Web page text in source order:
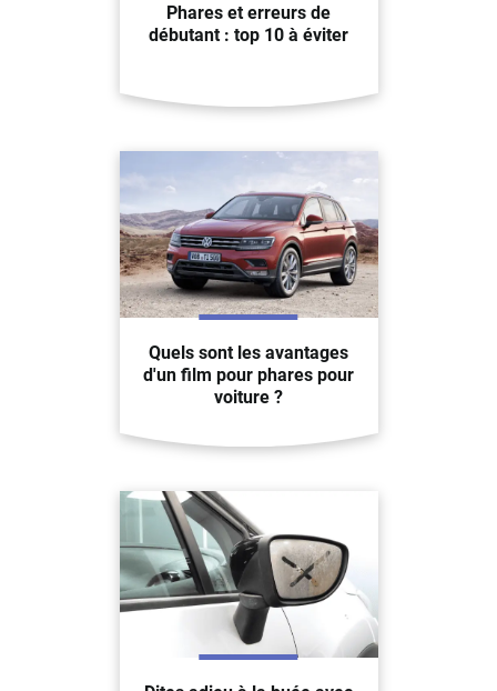
Phares et erreurs de
débutant : top 10 à éviter
Quels sont les avantages
d'un film pour phares pour
voiture ?